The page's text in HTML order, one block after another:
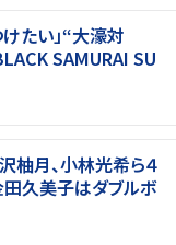
たい」“大濠対
SAMURAI SU
柚月、小林光希ら４
久美子はダブルボ